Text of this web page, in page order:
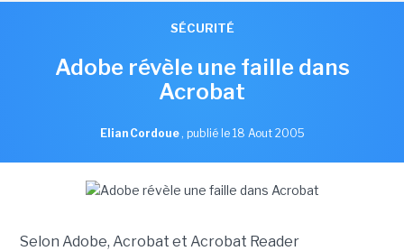
SÉCURITÉ
Adobe révèle une faille dans
Acrobat
Elian Cordoue , publié le 18 Aout 2005
Selon Adobe, Acrobat et Acrobat Reader